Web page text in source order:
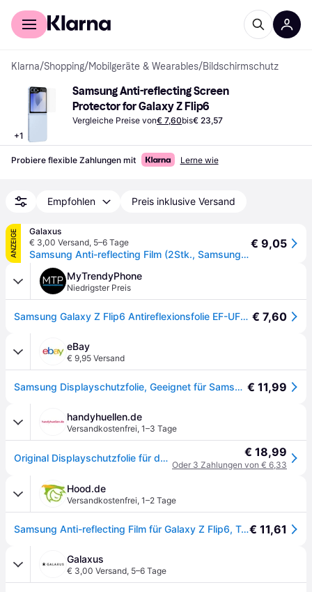
Für Shopper
Klarna/Shopping/Mobilgeräte & Wearables/Bildschirmschutz
+1
Samsung Anti-reflecting Screen
Protector for Galaxy Z Flip6
Vergleiche Preise von€ 7,60bis€ 23,57
Probiere flexible Zahlungen mit Lerne wie
Empfohlen Preis inklusive Versand
ANZEIGE
Galaxus
€ 3,00 Versand, 5–6 Tage
Samsung Anti-reflecting Film (2Stk., Samsung Galaxy Z Flip6, Samsung Galaxy Z Flip7 FE), Smartphone Schutzfolie, Transparent
€ 9,05
MyTrendyPhone
Niedrigster Preis
Samsung Galaxy Z Flip6 Antireflexionsfolie EF-UF741CTEGWW - 2 Stk. € 7,60
eBay
€ 9,95 Versand
Samsung Displayschutzfolie, Geeignet für Samsung Galaxy Z Flip7 FE / Z Flip6 , € 11,99
handyhuellen.de
Versandkostenfrei, 1–3 Tage
Original Displayschutzfolie für das Samsung Galaxy Z Flip 6 - Transparent € 18,99
Oder 3 Zahlungen von € 6,33
Hood.de
Versandkostenfrei, 1–2 Tage
Samsung Anti-reflecting Film für Galaxy Z Flip6, Transparent€ 11,61
Galaxus
€ 3,00 Versand, 5–6 Tage